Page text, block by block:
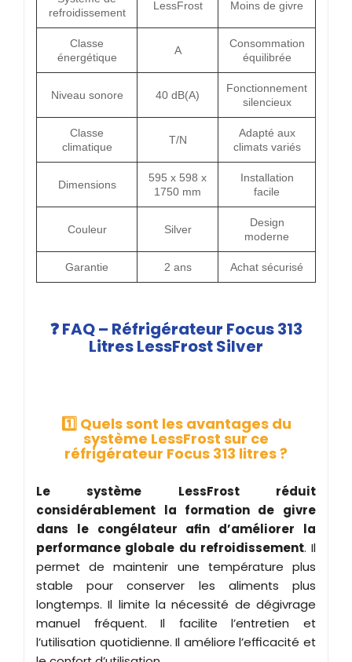
refroidissement
LessFrost Moins de givre
Classe
énergétique
A
Consommation
équilibrée
Niveau sonore 40 dB(A)
Fonctionnement
silencieux
Classe
climatique
T/N
Adapté aux
climats variés
Dimensions
595 x 598 x
1750 mm
Installation
facile
Couleur Silver
Design
moderne
Garantie 2 ans Achat sécurisé
❓ FAQ – Réfrigérateur Focus 313
Litres LessFrost Silver
1️⃣ Quels sont les avantages du
système LessFrost sur ce
réfrigérateur Focus 313 litres ?
Le système LessFrost réduit
considérablement la formation de givre
dans le congélateur afin d’améliorer la
performance globale du refroidissement. Il
permet de maintenir une température plus
stable pour conserver les aliments plus
longtemps. Il limite la nécessité de dégivrage
manuel fréquent. Il facilite l’entretien et
l’utilisation quotidienne. Il améliore l’efficacité et